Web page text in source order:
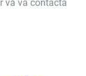
va va contacta